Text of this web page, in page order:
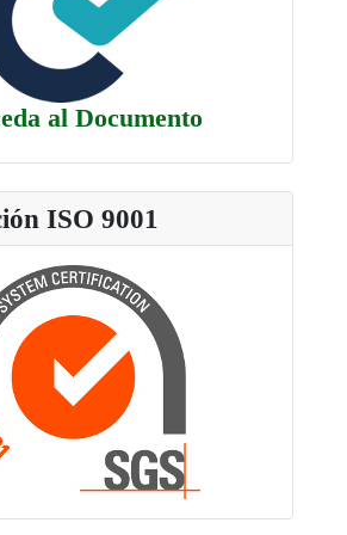
al Documento
ISO 9001